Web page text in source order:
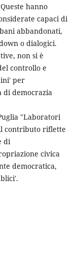
hanno
capaci di
abbandonati,
o dialogici.
non si è
controllo e
per
di democrazia
"Laboratori
contributo riflette
di
civica
democratica,